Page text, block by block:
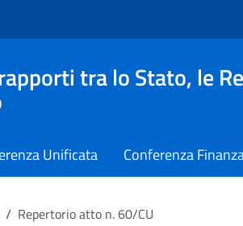
tra lo Stato, le
Unificata Conferenza
/ Repertorio atto n. 60/CU